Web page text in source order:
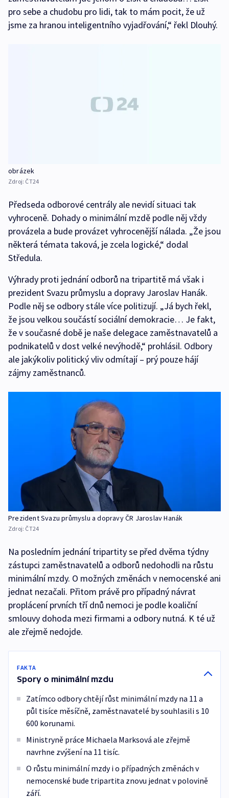
pro sebe a chudobu pro lidi, tak to mám pocit, že už
jsme za hranou inteligentního vyjadřování,“ řekl Dlouhý.
obrázek
Zdroj: ČT24
Předseda odborové centrály ale nevidí situaci tak
vyhroceně. Dohady o minimální mzdě podle něj vždy
provázela a bude provázet vyhrocenější nálada. „Že jsou
některá témata taková, je zcela logické,“ dodal
Středula.
Výhrady proti jednání odborů na tripartitě má však i
prezident Svazu průmyslu a dopravy Jaroslav Hanák.
Podle něj se odbory stále více politizují. „Já bych řekl,
že jsou velkou součástí sociální demokracie… Je fakt,
že v současné době je naše delegace zaměstnavatelů a
podnikatelů v dost velké nevýhodě,“ prohlásil. Odbory
ale jakýkoliv politický vliv odmítají – prý pouze hájí
zájmy zaměstnanců.
Prezident Svazu průmyslu a dopravy ČR Jaroslav Hanák
Zdroj: ČT24
Na posledním jednání tripartity se před dvěma týdny
zástupci zaměstnavatelů a odborů nedohodli na růstu
minimální mzdy. O možných změnách v nemocenské ani
jednat nezačali. Přitom právě pro případný návrat
proplácení prvních tří dnů nemoci je podle koaliční
smlouvy dohoda mezi firmami a odbory nutná. K té už
ale zřejmě nedojde.
FAKTA
Spory o minimální mzdu
Zatímco odbory chtějí růst minimální mzdy na 11 a
půl tisíce měsíčně, zaměstnavatelé by souhlasili s 10
600 korunami.
Ministryně práce Michaela Marksová ale zřejmě
navrhne zvýšení na 11 tisíc.
O růstu minimální mzdy i o případných změnách v
nemocenské bude tripartita znovu jednat v polovině
září.